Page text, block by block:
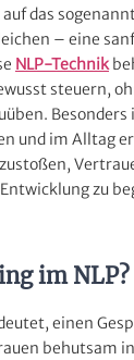
das
– eine
NLP-Technik
steuern,
Besonders
und im Alltag
zu
im NLP?
einen
behutsam